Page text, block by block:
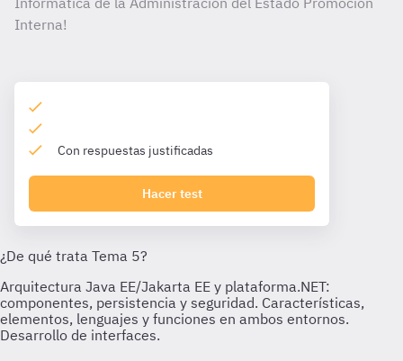
Interna!
Con respuestas justificadas
Hacer test